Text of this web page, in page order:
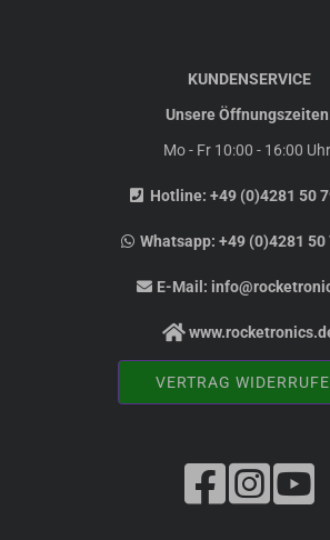
KUNDENSERVICE
Unsere
Mo - Fr 10:00 - 16:00 Uhr
Hotline: +49 (0)4281 50
Whatsapp:+49 (0)4281 50
E-Mail:
VERTRAG